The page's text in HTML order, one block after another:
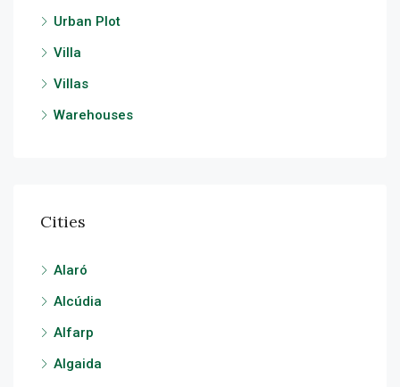
Urban Plot
Villa
Villas
Warehouses
Cities
Alaró
Alcúdia
Alfarp
Algaida